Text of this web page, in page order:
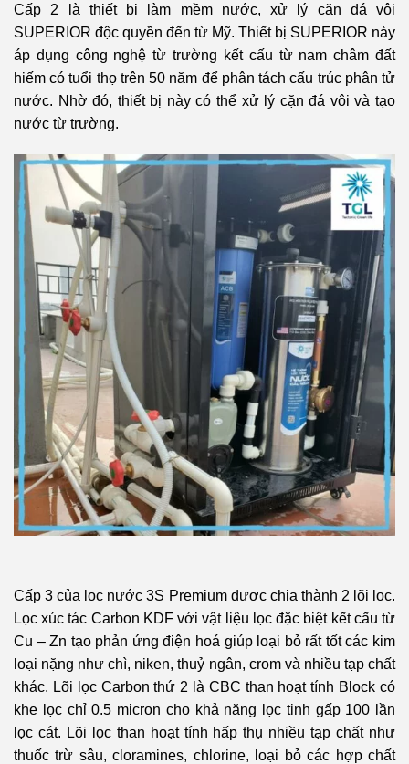
Cấp 2 là thiết bị làm mềm nước, xử lý cặn đá vôi
SUPERIOR độc quyền đến từ Mỹ. Thiết bị SUPERIOR này
áp dụng công nghệ từ trường kết cấu từ nam châm đất
hiếm có tuổi thọ trên 50 năm để phân tách cấu trúc phân tử
nước. Nhờ đó, thiết bị này có thể xử lý cặn đá vôi và tạo
nước từ trường.
Cấp 3 của lọc nước 3S Premium được chia thành 2 lõi lọc.
Lọc xúc tác Carbon KDF với vật liệu lọc đặc biệt kết cấu từ
Cu – Zn tạo phản ứng điện hoá giúp loại bỏ rất tốt các kim
loại nặng như chì, niken, thuỷ ngân, crom và nhiều tạp chất
khác. Lõi lọc Carbon thứ 2 là CBC than hoạt tính Block có
khe lọc chỉ 0.5 micron cho khả năng lọc tinh gấp 100 lần
lọc cát. Lõi lọc than hoạt tính hấp thụ nhiều tạp chất như
thuốc trừ sâu, cloramines, chlorine, loại bỏ các hợp chất